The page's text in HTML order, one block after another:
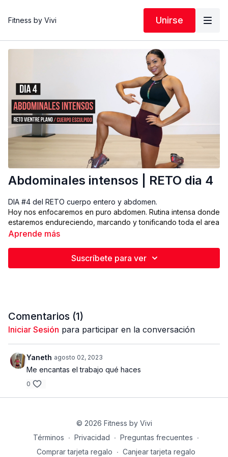
Fitness by Vivi Unirse
Abdominales intensos | RETO dia 4
DIA #4 del RETO cuerpo entero y abdomen.
Hoy nos enfocaremos en puro abdomen. Rutina intensa donde
estaremos endureciendo, marcando y tonificando toda el area
del core. Estaremos realizando 8 ejercicios, 4 rondas totales,
Aprende más
Suscríbete para ver
Comentarios (1)
Iniciar Sesión para participar en la conversación
Yaneth agosto 02, 2023
Me encantas el trabajo qué haces
0
© 2026 Fitness by Vivi
Términos ∙ Privacidad ∙ Preguntas frecuentes ∙
Comprar tarjeta regalo ∙ Canjear tarjeta regalo